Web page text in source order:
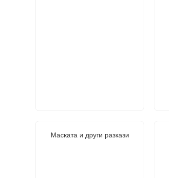
Маската и други разкази